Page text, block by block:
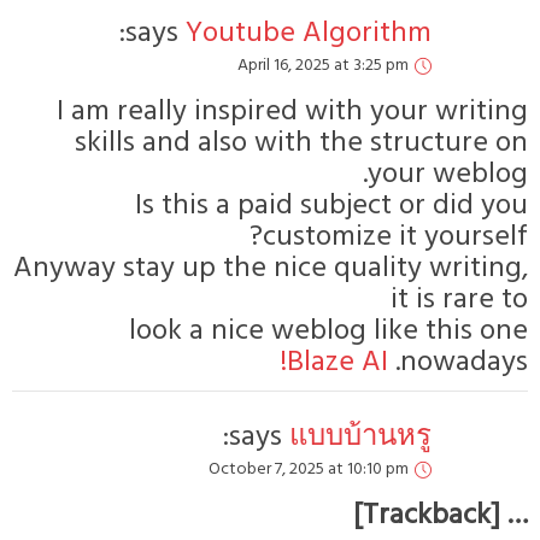
Youtube Algorithm
says:
April 16, 2025 at 3:25 pm
I am really inspired with
skills and also with the
your
Is this a paid subject or
customize it
Anyway stay up the nice quality
it
look a nice weblog like
Blaze AI
!
แบบบ้านหรู
says:
October 7, 2025 at 10:10 pm